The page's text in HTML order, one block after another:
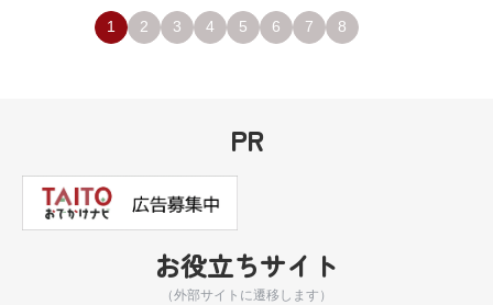
1 2 3 4 5 6 7 8
PR
お役立ちサイト
（外部サイトに遷移します）